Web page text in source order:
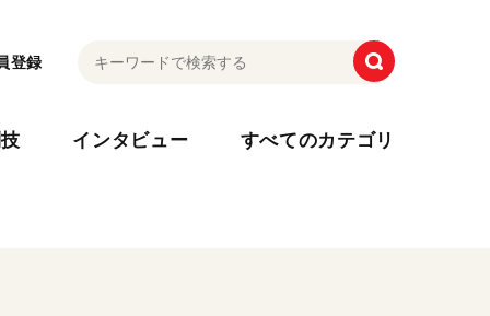
登録
インタビュー すべてのカテゴリ